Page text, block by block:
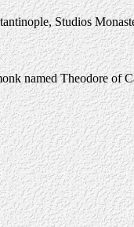
Studios
named Theodore of